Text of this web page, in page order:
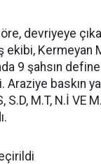
devriyeye
ekibi, Kermeyan
9 şahsın
Araziye baskın
S.D, M.T, N.İ VE